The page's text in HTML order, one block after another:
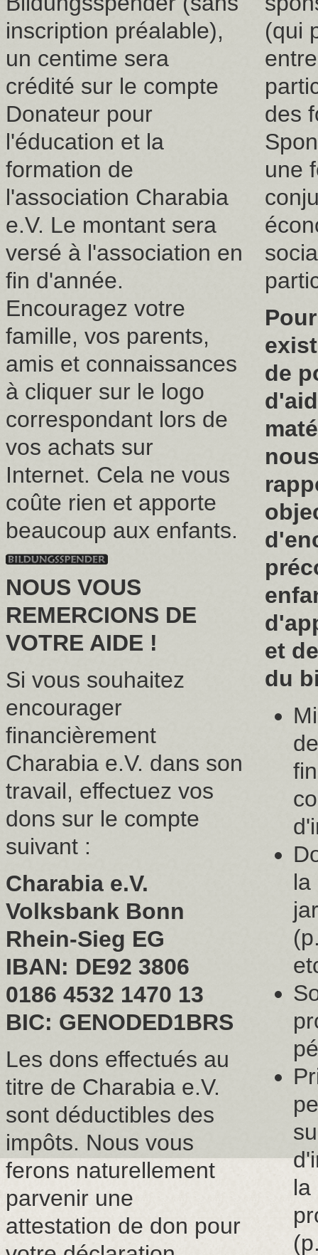
inscription préalable),
un centime sera
crédité sur le compte
Donateur pour
l'éducation et la
formation de
l'association Charabia
e.V. Le montant sera
versé à l'association en
fin d'année.
Encouragez votre
famille, vos parents,
amis et connaissances
à cliquer sur le logo
correspondant lors de
vos achats sur
Internet. Cela ne vous
coûte rien et apporte
beaucoup aux enfants.
NOUS VOUS
REMERCIONS DE
VOTRE AIDE !
Si vous souhaitez
encourager
financièrement
Charabia e.V. dans son
travail, effectuez vos
dons sur le compte
suivant :
Charabia e.V.
Volksbank Bonn
Rhein-Sieg EG
IBAN: DE92 3806
0186 4532 1470 13
BIC: GENODED1BRS
Les dons effectués au
titre de Charabia e.V.
sont déductibles des
impôts. Nous vous
ferons naturellement
parvenir une
attestation de don pour
(qui
des
une
de
et
du
la
la